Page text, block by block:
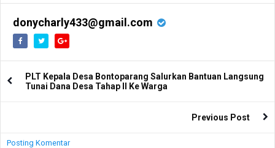
donycharly433@gmail.com
PLT Kepala Desa Bontoparang Salurkan Bantuan Langsung
Tunai Dana Desa Tahap II Ke Warga
Previous Post
Posting Komentar